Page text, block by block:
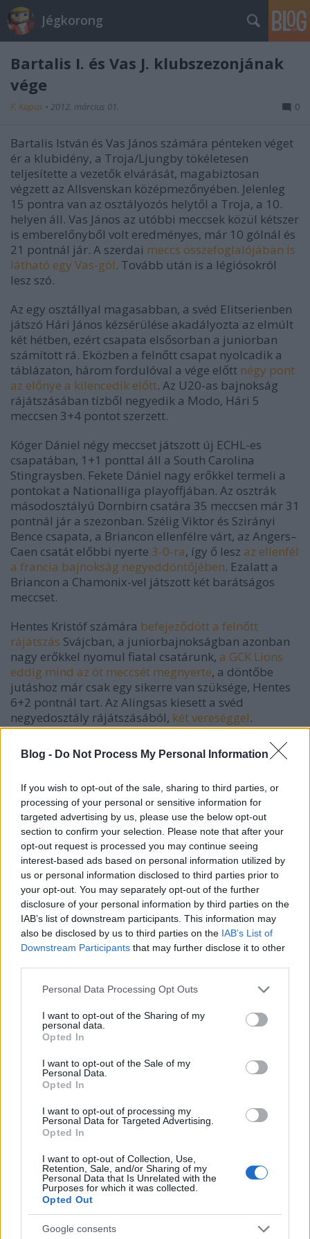
Blog - Do Not Process My Personal Information
If you wish to opt-out of the sale, sharing to third parties, or
processing of your personal or sensitive information for
targeted advertising by us, please use the below opt-out
section to confirm your selection. Please note that after your
opt-out request is processed you may continue seeing
interest-based ads based on personal information utilized by
us or personal information disclosed to third parties prior to
your opt-out. You may separately opt-out of the further
disclosure of your personal information by third parties on the
IAB’s list of downstream participants. This information may
also be disclosed by us to third parties on the IAB’s List of
Downstream Participants that may further disclose it to other
Please note that this website/app uses one or more Google
not limited to your visit or usage behaviour. You may click to
grant or deny consent to Google and its third-party tags to
use your data for below specified purposes in below Google
consent section.
Personal Data Processing Opt Outs
I want to opt-out of the Sharing of my
personal data.
Opted In
I want to opt-out of the Sale of my
Personal Data.
Opted In
I want to opt-out of processing my
Personal Data for Targeted Advertising.
Opted In
I want to opt-out of Collection, Use,
Retention, Sale, and/or Sharing of my
Personal Data that Is Unrelated with the
Purposes for which it was collected.
Opted Out
Google consents
Jégkorong
Bartalis I. és Vas J. klubszezonjának
vége
F. Kapus • 2012. március 01. 0
Bartalis István és Vas János számára pénteken véget
ér a klubidény, a Troja/Ljungby tökéletesen
teljesítette a vezetők elvárását, magabiztosan
végzett az Allsvenskan középmezőnyében. Jelenleg
15 pontra van az osztályozós helytől a Troja, a 10.
helyen áll. Vas János az utóbbi meccsek közül kétszer
is emberelőnyből volt eredményes, már 10 gólnál és
21 pontnál jár. A szerdai meccs összefoglalójában is
látható egy Vas-gól. Tovább után is a légiósokról
lesz szó.
Az egy osztállyal magasabban, a svéd Elitserienben
játszó Hári János kézsérülése akadályozta az elmúlt
két hétben, ezért csapata elsősorban a juniorban
számított rá. Eközben a felnőtt csapat nyolcadik a
táblázaton, három fordulóval a vége előtt négy pont
az előnye a kilencedik előtt. Az U20-as bajnokság
rájátszásában tízből negyedik a Modo, Hári 5
meccsen 3+4 pontot szerzett.
Kóger Dániel négy meccset játszott új ECHL-es
csapatában, 1+1 ponttal áll a South Carolina
Stingraysben. Fekete Dániel nagy erőkkel termeli a
pontokat a Nationalliga playoffjában. Az osztrák
másodosztályú Dornbirn csatára 35 meccsen már 31
pontnál jár a szezonban. Szélig Viktor és Szirányi
Bence csapata, a Briancon ellenfélre várt, az Angers–
Caen csatát előbbi nyerte 3-0-ra, így ő lesz az ellenfél
a francia bajnokság negyeddöntőjében. Ezalatt a
Briancon a Chamonix-vel játszott két barátságos
meccset.
Hentes Kristóf számára befejeződött a felnőtt
rájátszás Svájcban, a juniorbajnokságban azonban
nagy erőkkel nyomul fiatal csatárunk, a GCK Lions
eddig mind az öt meccsét megnyerte, a döntőbe
jutáshoz már csak egy sikerre van szüksége, Hentes
6+2 pontnál tart. Az Alingsas kiesett a svéd
negyedosztály rájátszásából, két vereséggel.
A helyezéseknél az első szám a bajnoki tabellán
elfoglalt pozíció sorszáma, zárójelben a liga
kapott gólok száma, a passz rubrikában a kapujára
érkező összes lövések közül a védettek száma
olvasható (*), a pontok alatt a védési hatékonyság.
Név
Csapat Liga Helyezés
Bartalis
István
Troja/Ljungby
SWE-
2.
10. (14)
Vas János
Troja/Ljungby
SWE-
2.
10. (14)
Kóger Dániel Cincinnati
Cyclones
ECHL 7. (12)
Kóger Dániel St. John's IceCaps AHL 1. (15)
Kóger Dániel Providence Bruins 11. (15)
Admirals
Kóger Dániel
Szélig Viktor
Briancon 4. (14)
Szirányi
Hetényi
Zoltán
Kiekko-Vantaa FIN-2. 11. (12)
Hetényi
Zoltán
Jokerit
Fekete Dániel Dornbirn
AUT-
Hári János
Modo Hockey
SWE-
8. (12)